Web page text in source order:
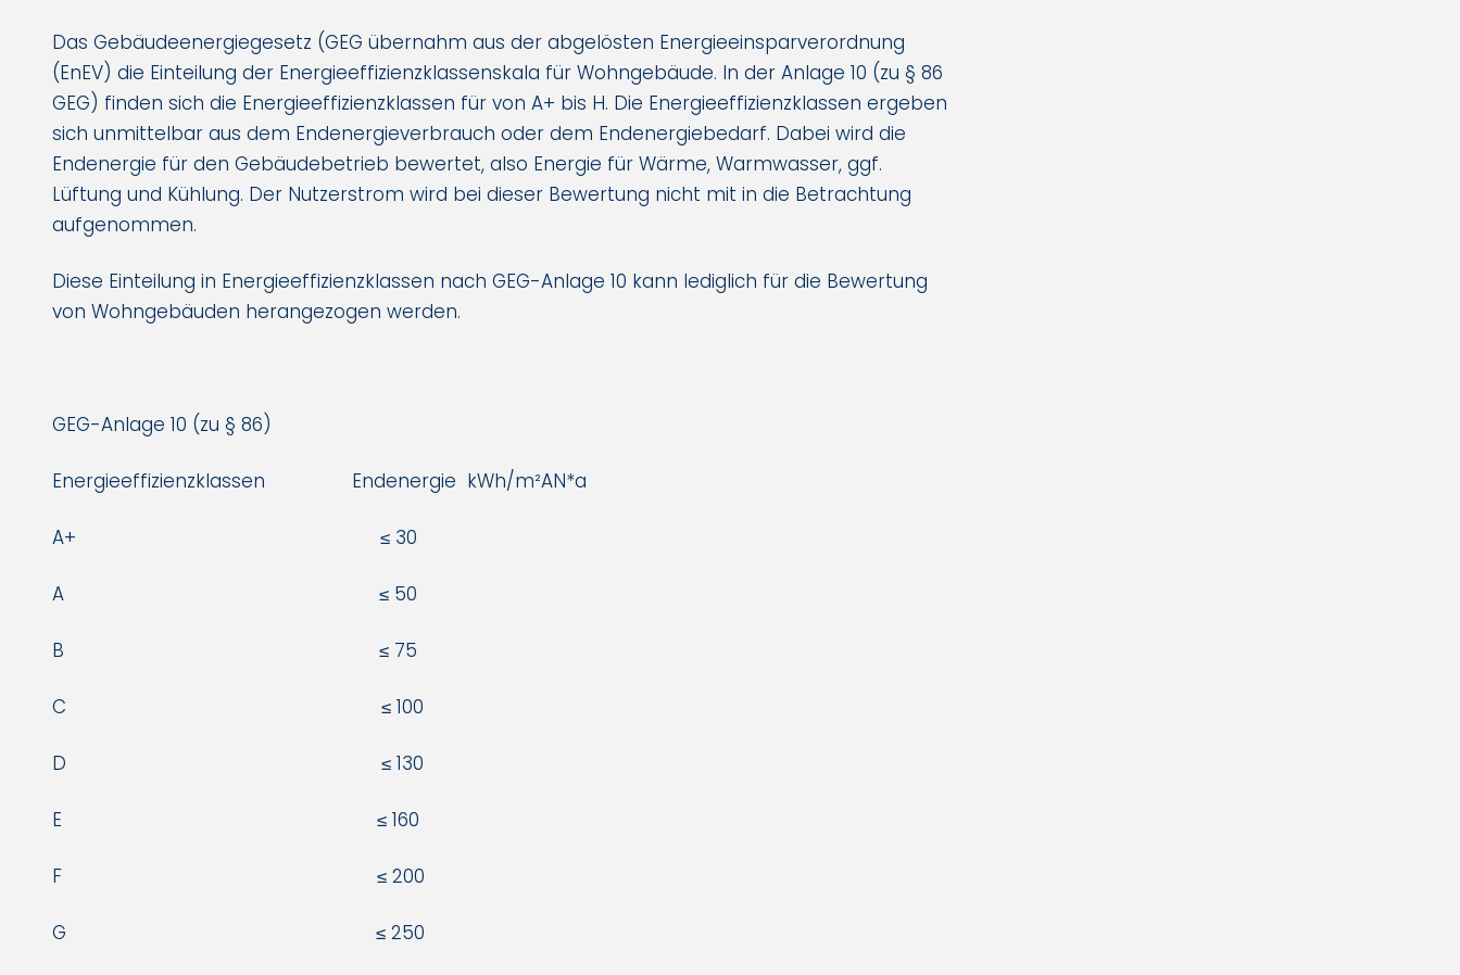
Das Gebäudeenergiegesetz (GEG übernahm aus der abgelösten Energieeinsparverordnung
(EnEV) die Einteilung der Energieeffizienzklassenskala für Wohngebäude. In der Anlage 10 (zu § 86
GEG) finden sich die Energieeffizienzklassen für von A+ bis H. Die Energieeffizienzklassen ergeben
sich unmittelbar aus dem Endenergieverbrauch oder dem Endenergiebedarf. Dabei wird die
Endenergie für den Gebäudebetrieb bewertet, also Energie für Wärme, Warmwasser, ggf.
Lüftung und Kühlung. Der Nutzerstrom wird bei dieser Bewertung nicht mit in die Betrachtung
aufgenommen.
Diese Einteilung in Energieeffizienzklassen nach GEG-Anlage 10 kann lediglich für die Bewertung
von Wohngebäuden herangezogen werden.
GEG-Anlage 10 (zu § 86)
Energieeffizienzklassen Endenergie kWh/m²AN*a
A+ ≤ 30
A ≤ 50
B ≤ 75
C ≤ 100
D ≤ 130
E ≤ 160
F ≤ 200
G ≤ 250